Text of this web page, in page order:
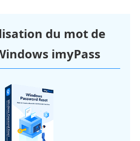
du mot de
imyPass